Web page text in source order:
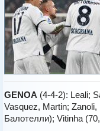
GENOA (4-4-2): Leali;
Vasquez, Martin;
Балотелли); Vitinha